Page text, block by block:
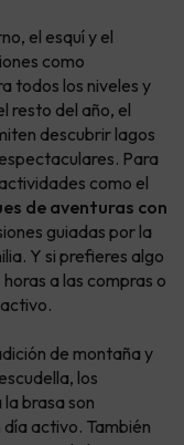
el esquí y el
como
todos los niveles y
resto del año, el
descubrir lagos
Para
como el
de aventuras con
guiadas por la
Y si prefieres algo
a las compras o
de montaña y
los
brasa son
activo. También